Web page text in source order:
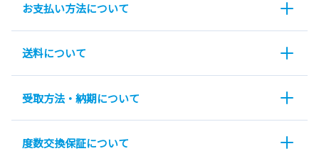
お支払い方法について
送料について
受取方法・納期について
度数交換保証について